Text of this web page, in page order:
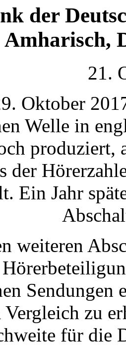
der
Amharisch,
21.
Oktober
Welle in
produziert,
der
Ein Jahr
weiteren
Sendungen
zu
für die